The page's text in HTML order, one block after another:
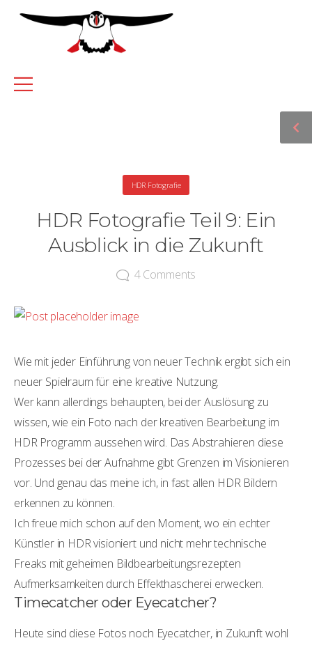
HDR Fotografie
HDR Fotografie Teil 9: Ein
Ausblick in die Zukunft
4Comments
Wie mit jeder Einführung von neuer Technik ergibt sich ein
neuer Spielraum für eine kreative Nutzung.
Wer kann allerdings behaupten, bei der Auslösung zu
wissen, wie ein Foto nach der kreativen Bearbeitung im
HDR Programm aussehen wird. Das Abstrahieren diese
Prozesses bei der Aufnahme gibt Grenzen im Visionieren
vor. Und genau das meine ich, in fast allen HDR Bildern
erkennen zu können.
Ich freue mich schon auf den Moment, wo ein echter
Künstler in HDR visioniert und nicht mehr technische
Freaks mit geheimen Bildbearbeitungsrezepten
Aufmerksamkeiten durch Effekthascherei erwecken.
Timecatcher oder Eyecatcher?
Heute sind diese Fotos noch Eyecatcher, in Zukunft wohl